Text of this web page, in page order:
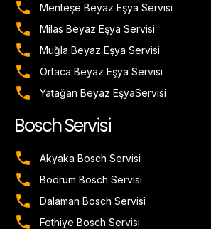
Menteşe Beyaz Eşya Servisi
Milas Beyaz Eşya Servisi
Muğla Beyaz Eşya Servisi
Ortaca Beyaz Eşya Servisi
Yatağan Beyaz EşyaServisi
Bosch Servisi
Akyaka Bosch Servisi
Bodrum Bosch Servisi
Dalaman Bosch Servisi
Fethiye Bosch Servisi